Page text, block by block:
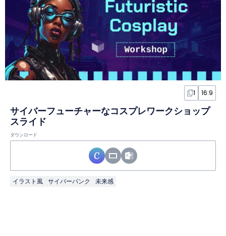
1 16:9
サイバーフューチャーなコスプレワークショップ
スライド
ダウンロード
イラスト風 サイバーパンク 未来感